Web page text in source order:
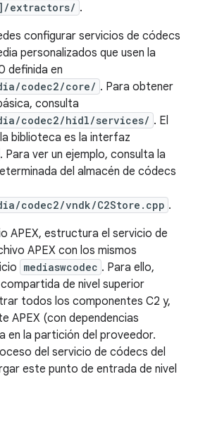
extractors/ .
configurar servicios de códecs
personalizados que usen la
definida en
codec2/core/ . Para obtener
consulta
codec2/hidl/services/ . El
biblioteca es la interfaz
. Para ver un ejemplo, consulta la
del almacén de códecs
codec2/vndk/C2Store.cpp .
APEX, estructura el servicio de
APEX con los mismos
mediaswcodec . Para ello,
de nivel superior
todos los componentes C2 y,
APEX (con dependencias
en la partición del proveedor.
del servicio de códecs del
este punto de entrada de nivel